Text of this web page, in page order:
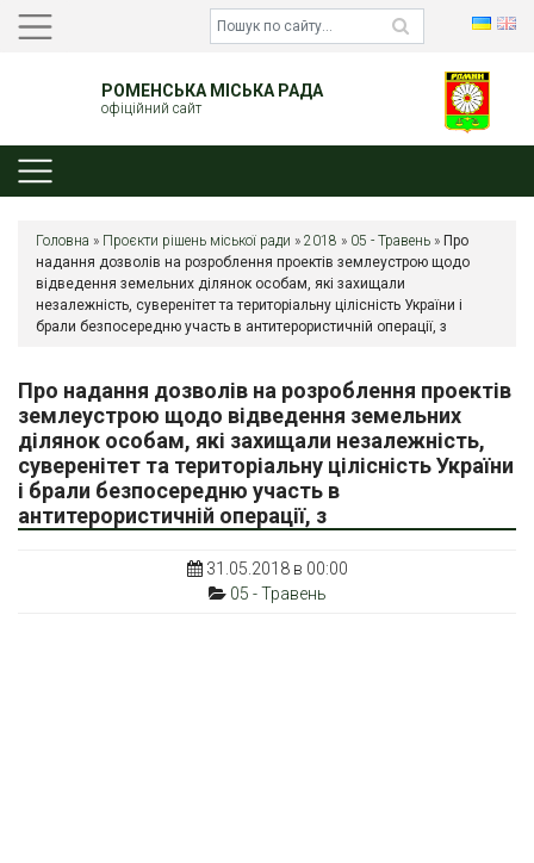
РОМЕНСЬКА МІСЬКА РАДА
офіційний сайт
Головна » Проєкти рішень міської ради » 2018 » 05 - Травень » Про
надання дозволів на розроблення проектів землеустрою щодо
відведення земельних ділянок особам, які захищали
незалежність, суверенітет та територіальну цілісність України і
брали безпосередню участь в антитерористичній операції, з
Про надання дозволів на розроблення проектів
землеустрою щодо відведення земельних
ділянок особам, які захищали незалежність,
суверенітет та територіальну цілісність України
і брали безпосередню участь в
антитерористичній операції, з
31.05.2018 в 00:00
05 - Травень